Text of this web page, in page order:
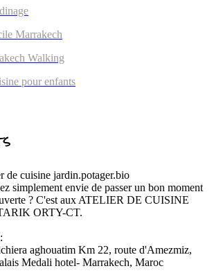
Marrakech
Walking
pour enfants
de cuisine jardin.potager.bio
simplement envie de passer un bon moment
? C'est aux ATELIER DE CUISINE
ORTY-CT.
aghouatim Km 22, route d'Amezmiz,
Medali hotel- Marrakech, Maroc